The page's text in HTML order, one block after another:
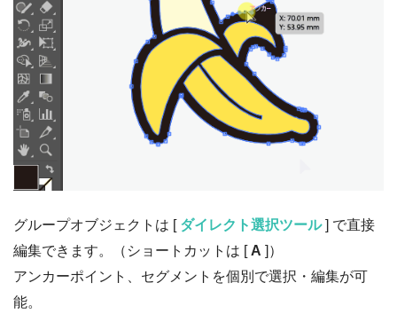
グループオブジェクトは [ ダイレクト選択ツール] で直接
編集できます。（ショートカットは [ A ]）
アンカーポイント、セグメントを個別で選択・編集が可
能。